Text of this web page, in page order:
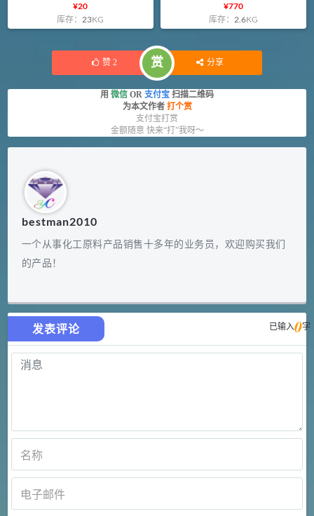
¥20
库存：23KG
¥770
库存：2.6KG
赞 2 赏 分享
用 微信 OR 支付宝 扫描二维码
为本文作者 打个赏
支付宝打赏
金额随意 快来“打”我呀～
bestman2010
一个从事化工原料产品销售十多年的业务员，欢迎购买我们
的产品！
发表评论 已输入0字